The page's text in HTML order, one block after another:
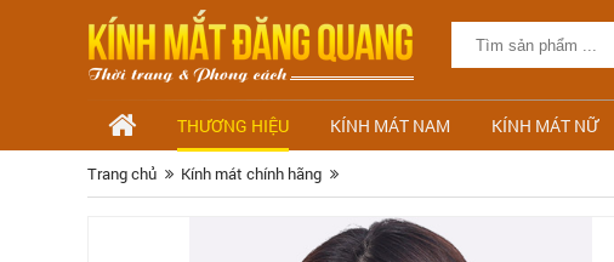
THƯƠNG HIỆU KÍNH MÁT NAM KÍNH MÁT NỮ
Trang chủ Kính mát chính hãng